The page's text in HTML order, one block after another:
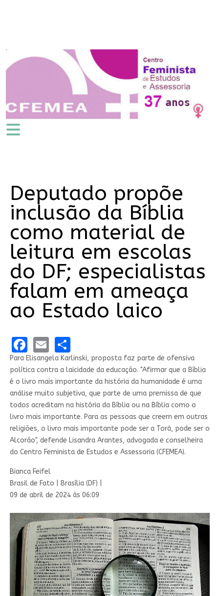
Deputado propõe
inclusão da Bíblia
como material de
leitura em escolas
do DF; especialistas
falam em ameaça
ao Estado laico
Facebook
EmailShare
Para Elisangela Karlinski, proposta faz parte de ofensiva
política contra a laicidade da educação. "Afirmar que a Bíblia
é o livro mais importante da história da humanidade é uma
análise muito subjetiva, que parte de uma premissa de que
todos acreditam na história da Bíblia ou na Bíblia como o
livro mais importante. Para as pessoas que creem em outras
religiões, o livro mais importante pode ser a Torá, pode ser o
Alcorão", defende Lisandra Arantes, advogada e conselheira
do Centro Feminista de Estudos e Assessoria (CFEMEA).
Bianca Feifel
Brasil de Fato | Brasília (DF) |
09 de abril de 2024 às 06:09